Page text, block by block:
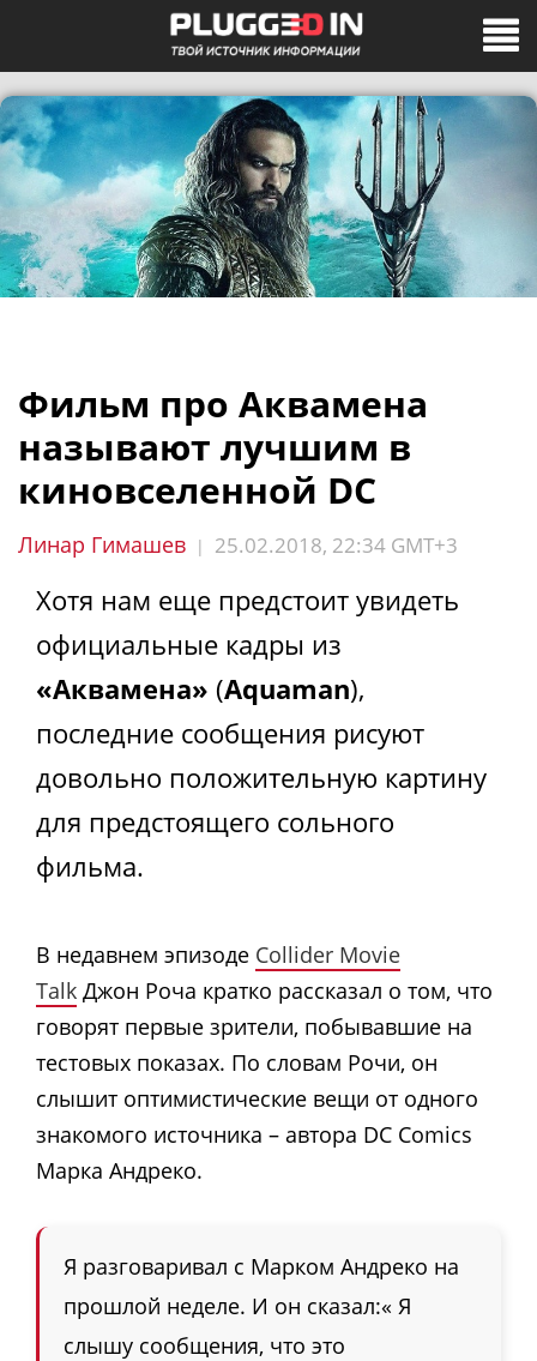
Фильм про Аквамена
называют лучшим в
киновселенной DC
Линар Гимашев | 25.02.2018, 22:34 GMT+3
Хотя нам еще предстоит увидеть
официальные кадры из
«Аквамена» (Aquaman),
последние сообщения рисуют
довольно положительную картину
для предстоящего сольного
фильма.
В недавнем эпизоде ​​ Collider Movie
Talk Джон Роча кратко рассказал о том, что
говорят первые зрители, побывавшие на
тестовых показах. По словам Рочи, он
слышит оптимистические вещи от одного
знакомого источника – автора DC Comics
Марка Андреко.
Я разговаривал с Марком Андреко на
прошлой неделе. И он сказал:« Я
слышу сообщения, что это